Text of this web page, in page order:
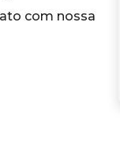
com nossa